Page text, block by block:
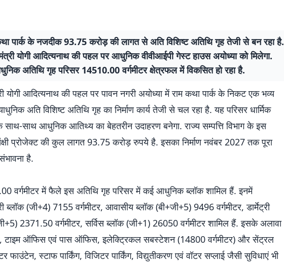
पार्क के नजदीक 93.75 करोड़ की लागत से अति विशिष्ट अतिथि गृह तेजी से बन रहा है.
योगी आदित्यनाथ की पहल पर आधुनिक वीवीआईपी गेस्ट हाउस अयोध्या को मिलेगा.
अतिथि गृह परिसर 14510.00 वर्गमीटर क्षेत्रफल में विकसित हो रहा है.
योगी आदित्यनाथ की पहल पर पावन नगरी अयोध्या में राम कथा पार्क के निकट एक भव्य
अति विशिष्ट अतिथि गृह का निर्माण कार्य तेजी से चल रहा है. यह परिसर धार्मिक
साथ-साथ आधुनिक आतिथ्य का बेहतरीन उदाहरण बनेगा. राज्य सम्पत्ति विभाग के इस
प्रोजेक्ट की कुल लागत 93.75 करोड़ रुपये है. इसका निर्माण नवंबर 2027 तक पूरा
है.
वर्गमीटर में फैले इस अतिथि गृह परिसर में कई आधुनिक ब्लॉक शामिल हैं. इनमें
ब्लॉक (जी+4) 7155 वर्गमीटर, आवासीय ब्लॉक (बी+जी+5) 9496 वर्गमीटर, डार्मेट्री
2371.50 वर्गमीटर, सर्विस ब्लॉक (जी+1) 26050 वर्गमीटर शामिल हैं. इसके अलावा
टाइम ऑफिस एवं पास ऑफिस, इलेक्ट्रिकल सबस्टेशन (14800 वर्गमीटर) और सेंट्रल
फाउंटेन, स्टाफ पार्किंग, विजिटर पार्किंग, विद्युतीकरण एवं वॉटर सप्लाई जैसी सुविधाएं भी